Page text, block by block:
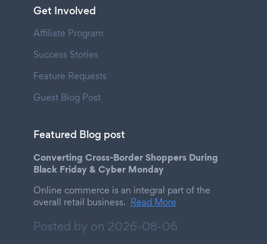
Get Involved
Affiliate Program
Success Stories
Feature Requests
Guest Blog Post
Featured Blog post
Converting Cross-Border Shoppers During
Black Friday & Cyber Monday
Online commerce is an integral part of the
overall retail business. Read More
Posted by on 2026-08-06